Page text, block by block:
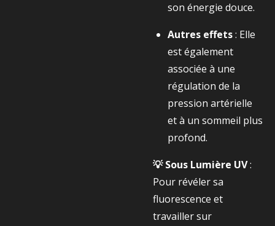
son énergie douce.
Autres effets: Elle
est également
associée à une
régulation de la
pression artérielle
et à un sommeil plus
profond.
💡 Sous Lumière UV:
Pour révéler sa
fluorescence et
travailler sur